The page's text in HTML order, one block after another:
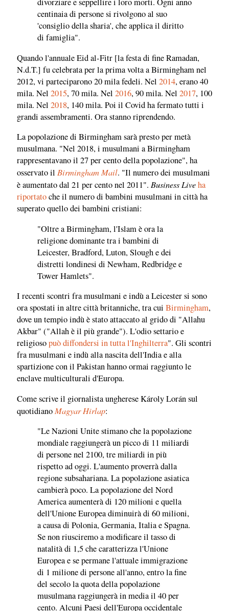
centinaia di persone si rivolgono al suo
'consiglio della sharia', che applica il diritto
di famiglia".
Quando l'annuale Eid al-Fitr [la festa di fine Ramadan,
N.d.T.] fu celebrata per la prima volta a Birmingham nel
2012, vi parteciparono 20 mila fedeli. Nel 2014, erano 40
mila. Nel 2015, 70 mila. Nel 2016, 90 mila. Nel 2017, 100
mila. Nel 2018, 140 mila. Poi il Covid ha fermato tutti i
grandi assembramenti. Ora stanno riprendendo.
La popolazione di Birmingham sarà presto per metà
musulmana. "Nel 2018, i musulmani a Birmingham
rappresentavano il 27 per cento della popolazione", ha
osservato il Birmingham Mail. "Il numero dei musulmani
è aumentato dal 21 per cento nel 2011". Business Liveha
riportatoche il numero di bambini musulmani in città ha
superato quello dei bambini cristiani:
"Oltre a Birmingham, l'Islam è ora la
religione dominante tra i bambini di
Leicester, Bradford, Luton, Slough e dei
distretti londinesi di Newham, Redbridge e
Tower Hamlets".
I recenti scontri fra musulmani e indù a Leicester si sono
ora spostati in altre città britanniche, tra cui Birmingham,
dove un tempio indù è stato attaccato al grido di "Allahu
Akbar" ("Allah è il più grande"). L'odio settario e
religiosopuò diffondersi in tutta l'Inghilterra". Gli scontri
fra musulmani e indù alla nascita dell'India e alla
spartizione con il Pakistan hanno ormai raggiunto le
enclave multiculturali d'Europa.
Come scrive il giornalista ungherese Károly Lorán sul
quotidiano Magyar Hirlap:
"Le Nazioni Unite stimano che la popolazione
mondiale raggiungerà un picco di 11 miliardi
di persone nel 2100, tre miliardi in più
rispetto ad oggi. L'aumento proverrà dalla
regione subsahariana. La popolazione asiatica
cambierà poco. La popolazione del Nord
America aumenterà di 120 milioni e quella
dell'Unione Europea diminuirà di 60 milioni,
a causa di Polonia, Germania, Italia e Spagna.
Se non riusciremo a modificare il tasso di
natalità di 1,5 che caratterizza l'Unione
Europea e se permane l'attuale immigrazione
di 1 milione di persone all'anno, entro la fine
del secolo la quota della popolazione
musulmana raggiungerà in media il 40 per
cento. Alcuni Paesi dell'Europa occidentale